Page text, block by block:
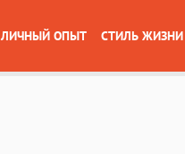
ЛИЧНЫЙ ОПЫТ СТИЛЬ ЖИЗНИ